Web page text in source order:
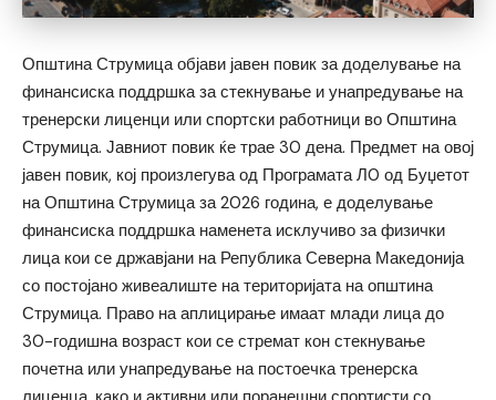
Општина Струмица објави јавен повик за доделување на
финансиска поддршка за стекнување и унапредување на
тренерски лиценци или спортски работници во Општина
Струмица. Јавниот повик ќе трае 30 дена. Предмет на овој
јавен повик, кој произлегува од Програмата Л0 од Буџетот
на Општина Струмица за 2026 година, е доделување
финансиска поддршка наменета исклучиво за физички
лица кои се државјани на Република Северна Македонија
со постојано живеалиште на територијата на општина
Струмица. Право на аплицирање имаат млади лица до
30-годишна возраст кои се стремат кон стекнување
почетна или унапредување на постоечка тренерска